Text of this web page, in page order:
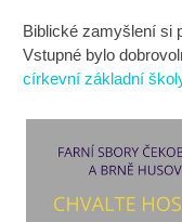
Biblické zamyšlení si
Vstupné bylo
církevní základní